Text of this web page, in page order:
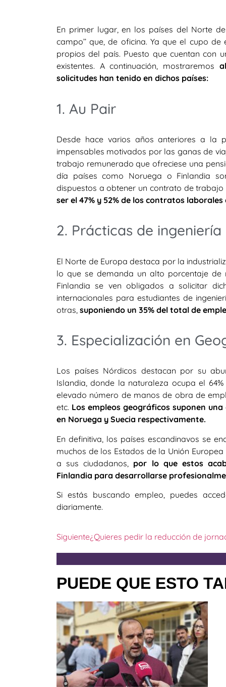
En primer lugar, en los países del Norte
campo’’ que, de oficina. Ya que el cupo
propios del país. Puesto que cuentan con
existentes. A continuación, mostraremos
solicitudes han tenido en dichos países:
1. Au Pair
Desde hace varios años anteriores a la
impensables motivados por las ganas de
trabajo remunerado que ofreciese una
día países como Noruega o Finlandia
dispuestos a obtener un contrato de
ser el 47% y 52% de los contratos
2. Prácticas de ingeniería
El Norte de Europa destaca por la
lo que se demanda un alto porcentaje de
Finlandia se ven obligados a solicitar
internacionales para estudiantes de
otras, suponiendo un 35% del total de
3. Especialización en
Los países Nórdicos destacan por su
Islandia, donde la naturaleza ocupa el
elevado número de manos de obra de
etc. Los empleos geográficos suponen
en Noruega y Suecia respectivamente.
En definitiva, los países escandinavos se
muchos de los Estados de la Unión
a sus ciudadanos, por lo que estos
Finlandia para desarrollarse
Si estás buscando empleo, puedes
diariamente.
Siguiente¿Quieres pedir la reducción de
PUEDE QUE ESTO